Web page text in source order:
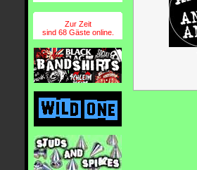
Zur Zeit
sind 68 Gäste online.